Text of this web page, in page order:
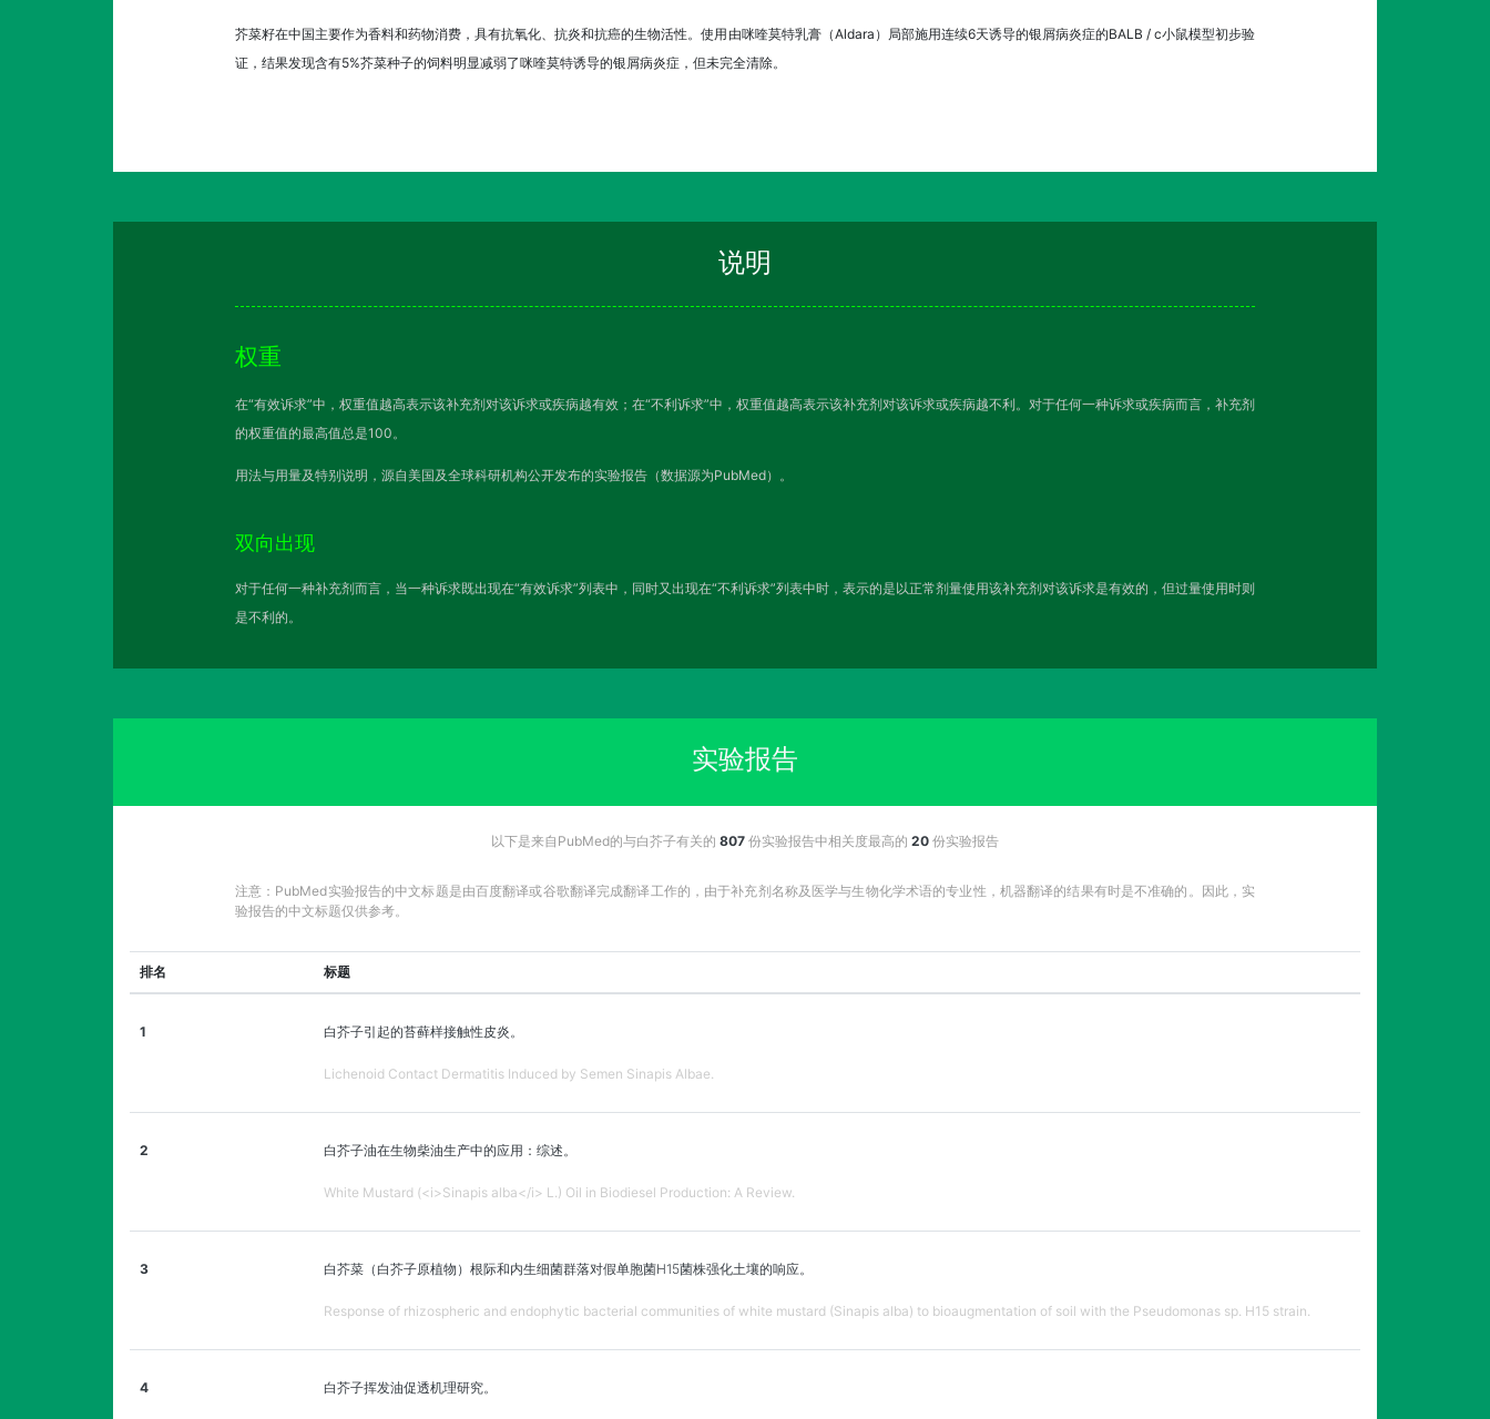
芥菜籽在中国主要作为香料和药物消费，具有抗氧化、抗炎和抗癌的生物活性。使用由咪喹莫特乳膏（Aldara）局部施用连续6天诱导的银屑病炎症的BALB / c小鼠模型初步验
证，结果发现含有5%芥菜种子的饲料明显减弱了咪喹莫特诱导的银屑病炎症，但未完全清除。
说明
权重
在“有效诉求”中，权重值越高表示该补充剂对该诉求或疾病越有效；在“不利诉求”中，权重值越高表示该补充剂对该诉求或疾病越不利。对于任何一种诉求或疾病而言，补充剂
的权重值的最高值总是100。
用法与用量及特别说明，源自美国及全球科研机构公开发布的实验报告（数据源为PubMed）。
双向出现
对于任何一种补充剂而言，当一种诉求既出现在“有效诉求”列表中，同时又出现在“不利诉求”列表中时，表示的是以正常剂量使用该补充剂对该诉求是有效的，但过量使用时则
是不利的。
实验报告
以下是来自PubMed的与白芥子有关的 807 份实验报告中相关度最高的 20 份实验报告
注意：PubMed实验报告的中文标题是由百度翻译或谷歌翻译完成翻译工作的，由于补充剂名称及医学与生物化学术语的专业性，机器翻译的结果有时是不准确的。因此，实
验报告的中文标题仅供参考。
排名 标题
1 白芥子引起的苔藓样接触性皮炎。
Lichenoid Contact Dermatitis Induced by Semen Sinapis Albae.
2 白芥子油在生物柴油生产中的应用：综述。
White Mustard (<i>Sinapis alba</i> L.) Oil in Biodiesel Production: A Review.
3 白芥菜（白芥子原植物）根际和内生细菌群落对假单胞菌H15菌株强化土壤的响应。
Response of rhizospheric and endophytic bacterial communities of white mustard (Sinapis alba) to bioaugmentation of soil with the Pseudomonas sp. H15 strain.
4 白芥子挥发油促透机理研究。